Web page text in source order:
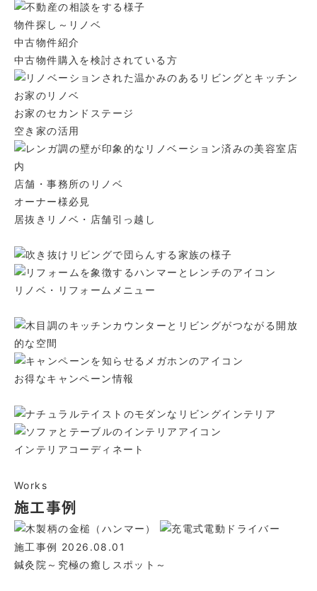
物件探し ～リノベ
中古物件紹介
中古物件購入を検討されている方
お家のリノベ
お家のセカンドステージ
空き家の活用
店舗・事務所の リノベ
オーナー様必見
居抜きリノベ・ 店舗引っ越し
リノベ・ リフォームメニュー
お得な キャンペーン情報
インテリア コーディネート
Works
施工事例
施工事例 2026.08.01
鍼灸院～究極の癒しスポット～